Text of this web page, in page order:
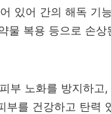
있어 간의 해독 기
물 복용 등으로 손
부 노화를 방지하
부를 건강하고 탄력